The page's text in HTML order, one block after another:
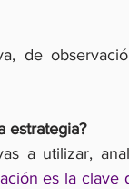
de
estrategia?
a utilizar,
es la clave